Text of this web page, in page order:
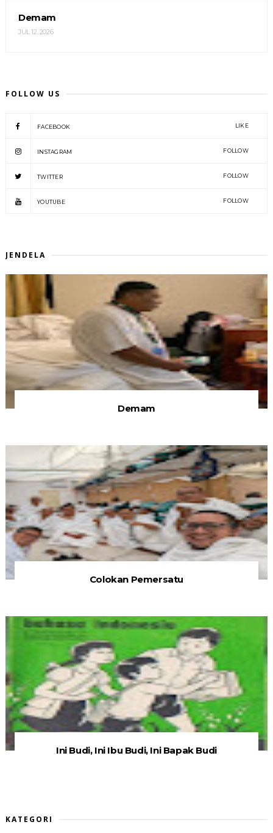
Demam
JUL 12, 2026
FOLLOW US
FACEBOOK LIKE
INSTAGRAM FOLLOW
TWITTER FOLLOW
YOUTUBE FOLLOW
JENDELA
Demam
Colokan Pemersatu
Ini Budi, Ini Ibu Budi, Ini Bapak Budi
KATEGORI